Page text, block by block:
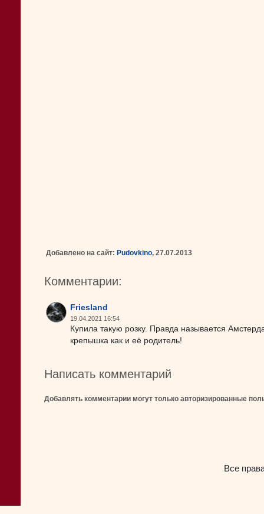
Добавлено на сайт: Pudovkino, 27.07.2013
Комментарии:
Friesland
19.04.2021 16:54
Купила такую розку. Правда называется
крепышка как и её родитель!
Написать комментарий
Добавлять комментарии могут только авторизированные
Все